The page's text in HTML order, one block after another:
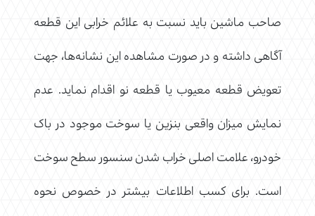
صاحب ماشین باید نسبت به علائم خرابی این قطعه
آگاهی داشته و در صورت مشاهده این نشانه‌ها، جهت
تعویض قطعه معیوب یا قطعه نو اقدام نماید. عدم
نمایش میزان واقعی بنزین یا سوخت موجود در باک
خودرو، علامت اصلی خراب شدن سنسور سطح سوخت
است. برای کسب اطلاعات بیشتر در خصوص نحوه